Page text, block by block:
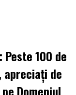
100 de
de
Domeniul